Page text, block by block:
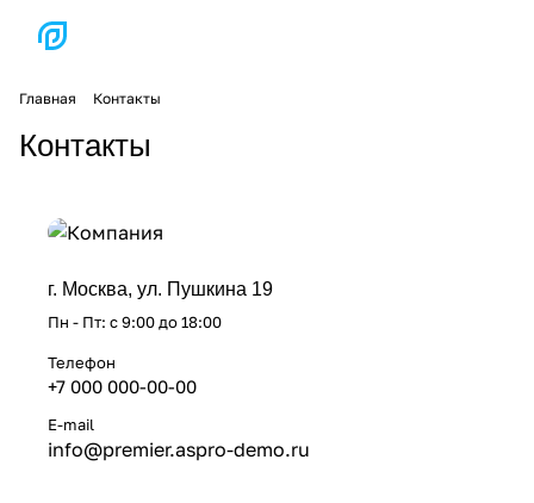
Главная Контакты
Контакты
г. Москва, ул. Пушкина 19
Пн - Пт: с 9:00 до 18:00
Телефон
+7 000 000-00-00
E-mail
info@premier.aspro-demo.ru